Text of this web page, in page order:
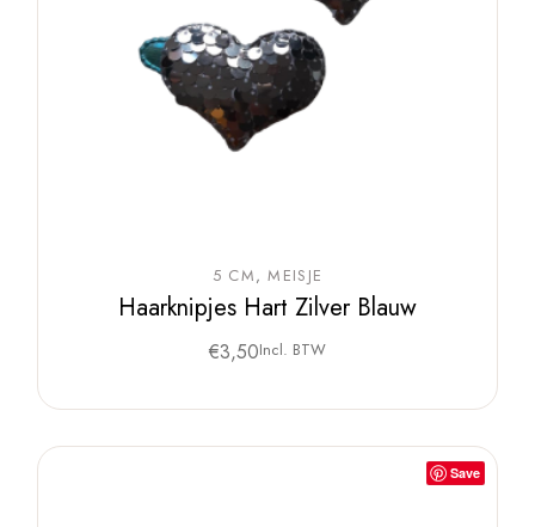
5 CM MEISJE
Haarknipjes Hart Zilver Blauw
€3,50Incl. BTW
Save